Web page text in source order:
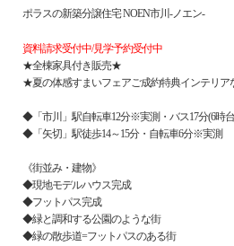
ポラスの新築分譲住宅 NOEN市川‐ノエン‐
資料請求受付中/見学予約受付中
★全棟家具付き販売★
★夏の体感すまいフェアご成約特典インテリア
◆「市川」駅自転車12分※実測・バス17分(6時台
◆「矢切」駅徒歩14～15分・自転車6分※実測
《街並み・建物》
◆現地モデルハウス完成
◆フットパス完成
◆緑と調和する公園のような街
◆緑の散歩道=フットパスのある街